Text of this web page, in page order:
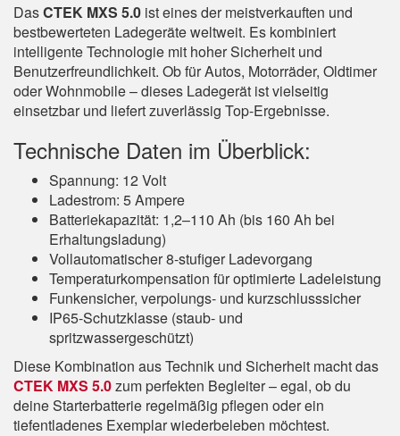
DasCTEK MXS 5.0 ist eines der meistverkauften und
bestbewerteten Ladegeräte weltweit. Es kombiniert
intelligente Technologie mit hoher Sicherheit und
Benutzerfreundlichkeit. Ob für Autos, Motorräder, Oldtimer
oder Wohnmobile – dieses Ladegerät ist vielseitig
einsetzbar und liefert zuverlässig Top-Ergebnisse.
Technische Daten im Überblick:
Spannung: 12 Volt
Ladestrom: 5 Ampere
Batteriekapazität: 1,2–110 Ah (bis 160 Ah bei
Erhaltungsladung)
Vollautomatischer 8-stufiger Ladevorgang
Temperaturkompensation für optimierte Ladeleistung
Funkensicher, verpolungs- und kurzschlusssicher
IP65-Schutzklasse (staub- und
spritzwassergeschützt)
Diese Kombination aus Technik und Sicherheit macht das
CTEK MXS 5.0zum perfekten Begleiter – egal, ob du
deine Starterbatterie regelmäßig pflegen oder ein
tiefentladenes Exemplar wiederbeleben möchtest.